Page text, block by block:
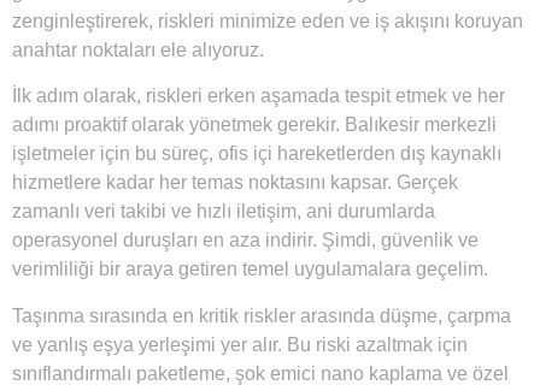
zenginleştirerek, riskleri minimize eden ve iş akışını koruyan
anahtar noktaları ele alıyoruz.
İlk adım olarak, riskleri erken aşamada tespit etmek ve her
adımı proaktif olarak yönetmek gerekir. Balıkesir merkezli
işletmeler için bu süreç, ofis içi hareketlerden dış kaynaklı
hizmetlere kadar her temas noktasını kapsar. Gerçek
zamanlı veri takibi ve hızlı iletişim, ani durumlarda
operasyonel duruşları en aza indirir. Şimdi, güvenlik ve
verimliliği bir araya getiren temel uygulamalara geçelim.
Taşınma sırasında en kritik riskler arasında düşme, çarpma
ve yanlış eşya yerleşimi yer alır. Bu riski azaltmak için
sınıflandırmalı paketleme, şok emici nano kaplama ve özel